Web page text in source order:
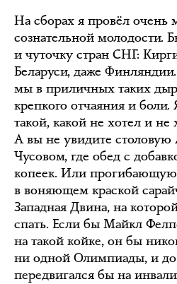
На сборах я провёл очень
сознательной молодости.
и чуточку стран СНГ:
Беларуси, даже
мы в приличных таких
крепкого отчаяния и
такой, какой не хотел и не
А вы не увидите столовую
Чусовом, где обед с
копеек. Или
в воняющем краской
Западная Двина, на
спать. Если бы Майкл
на такой койке, он бы
ни одной Олимпиады, и
передвигался бы на